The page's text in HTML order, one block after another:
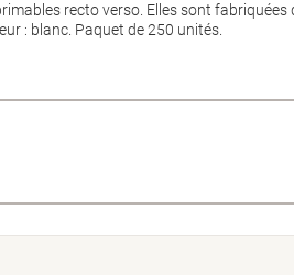
recto verso. Elles sont
: blanc. Paquet de 250 unités.